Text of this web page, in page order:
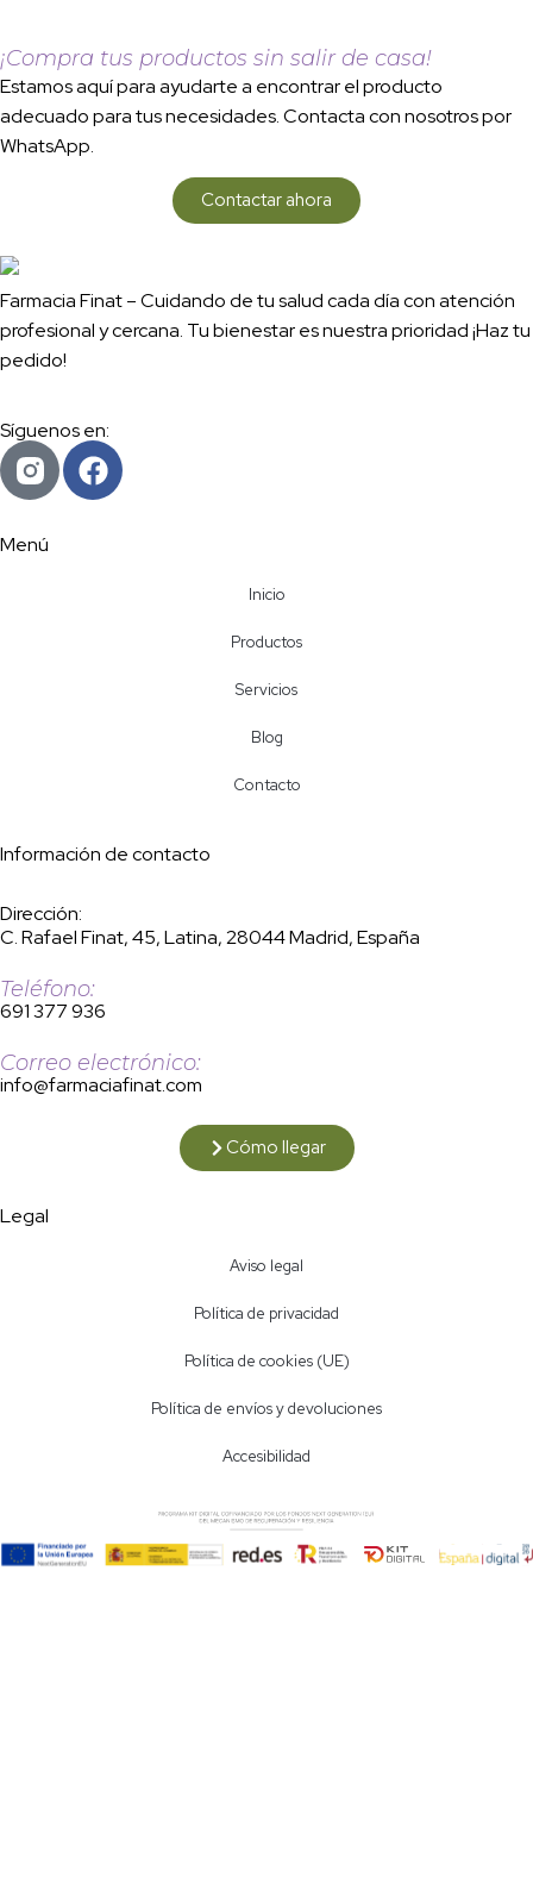
¡Compra tus productos sin salir de casa!
Estamos aquí para ayudarte a encontrar el producto
adecuado para tus necesidades. Contacta con nosotros por
WhatsApp.
Contactar ahora
Farmacia Finat – Cuidando de tu salud cada día con atención
profesional y cercana. Tu bienestar es nuestra prioridad ¡Haz tu
pedido!
Síguenos en:
Menú
Inicio
Productos
Servicios
Blog
Contacto
Información de contacto
Dirección:
C. Rafael Finat, 45, Latina, 28044 Madrid, España
Teléfono:
691 377 936
Correo electrónico:
info@farmaciafinat.com
Cómo llegar
Legal
Aviso legal
Política de privacidad
Política de cookies (UE)
Política de envíos y devoluciones
Accesibilidad